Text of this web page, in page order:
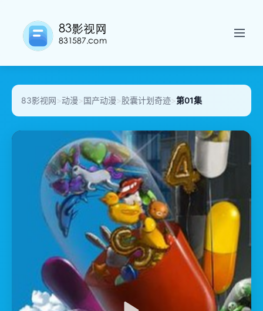
83影视网>动漫>国产动漫>胶囊计划奇迹>第01集